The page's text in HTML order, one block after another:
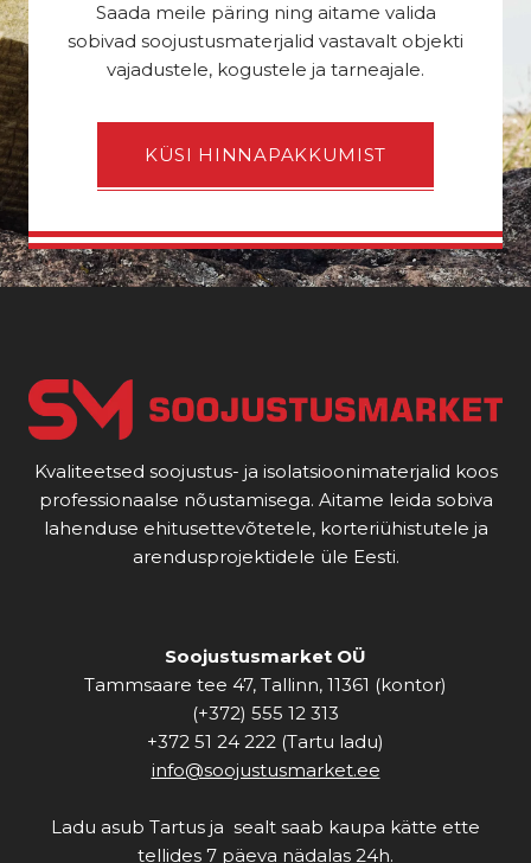
Saada meile päring ning aitame valida
sobivad soojustusmaterjalid vastavalt objekti
vajadustele, kogustele ja tarneajale.
KÜSI HINNAPAKKUMIST
Kvaliteetsed soojustus- ja isolatsioonimaterjalid koos
professionaalse nõustamisega. Aitame leida sobiva
lahenduse ehitusettevõtetele, korteriühistutele ja
arendusprojektidele üle Eesti.
Soojustusmarket OÜ
Tammsaare tee 47, Tallinn, 11361 (kontor)
(+372) 555 12 313
+372 51 24 222 (Tartu ladu)
info@soojustusmarket.ee
Ladu asub Tartus ja sealt saab kaupa kätte ette
tellides 7 päeva nädalas 24h.